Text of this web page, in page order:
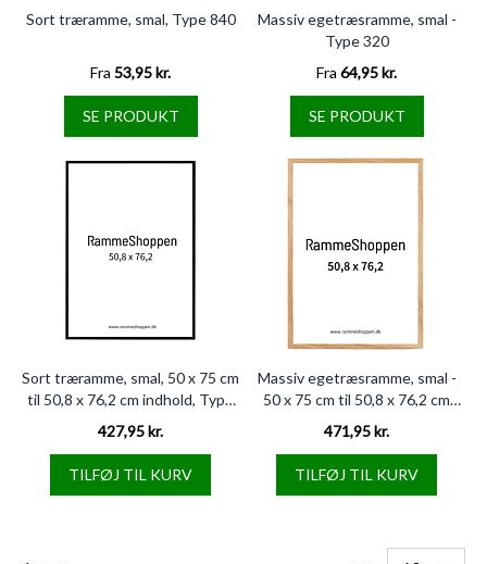
Sort træramme, smal, Type 840
Fra 53,95 kr.
SE PRODUKT
Massiv egetræsramme, smal -
Type 320
Fra 64,95 kr.
SE PRODUKT
Sort træramme, smal, 50 x 75 cm
til 50,8 x 76,2 cm indhold, Type
840
427,95 kr.
TILFØJ TIL KURV
Massiv egetræsramme, smal -
50 x 75 cm til 50,8 x 76,2 cm
indhold, Type 320
471,95 kr.
TILFØJ TIL KURV